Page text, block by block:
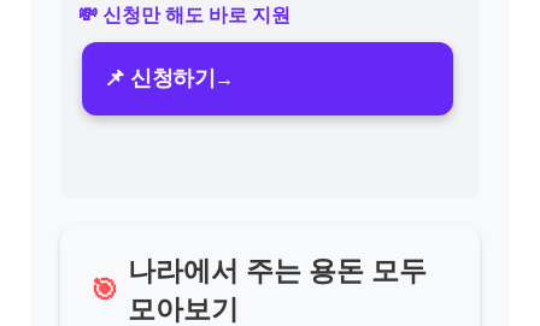
💸 신청만 해도 바로 지원
📌 신청하기 →
🎯
나라에서 주는 용돈 모두
모아보기